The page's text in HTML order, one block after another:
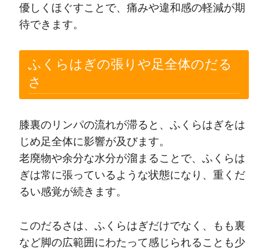
優しくほぐすことで、痛みや違和感の軽減が期
待できます。
ふくらはぎの張りや足全体のだる
さ
膝裏のリンパの流れが滞ると、ふくらはぎをは
じめ足全体に影響が及びます。
老廃物や余分な水分が溜まることで、ふくらは
ぎは常に張っているような状態になり、重くだ
るい感覚が続きます。
このだるさは、ふくらはぎだけでなく、もも裏
など脚の広範囲にわたって感じられることも少